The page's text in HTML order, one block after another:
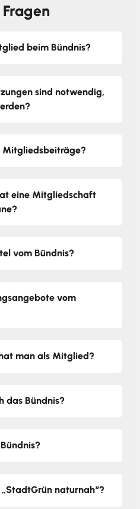
beim Bündnis?
sind notwendig,
Mitgliedsbeiträge?
eine Mitgliedschaft
vom Bündnis?
vom
man als Mitglied?
das Bündnis?
„StadtGrün naturnah“?